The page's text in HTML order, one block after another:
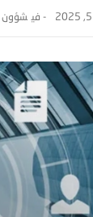
- ‎في شؤون